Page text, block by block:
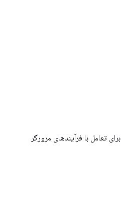
برای تعامل با فرآیندهای مرورگر